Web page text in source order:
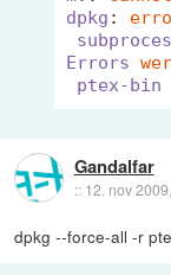
dpkg :
Errors
ptex-bin
Gandalfar
:: 12. nov
dpkg --force-all -r